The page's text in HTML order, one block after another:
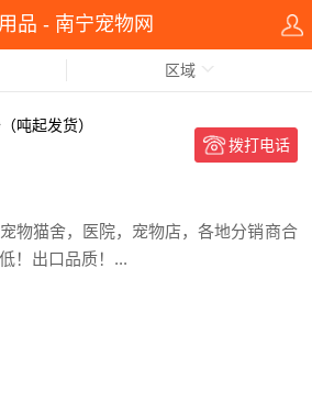
品 - 南宁宠物网
区域
吨起发货）
拨打电话
物猫舍，医院，宠物店，各地分销商合
！出口品质！...